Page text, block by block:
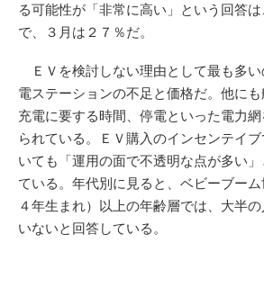
る可能性が「非常に高い」という回答
で、３月は２７％だ。
ＥＶを検討しない理由として最も多
電ステーションの不足と価格だ。他にも
充電に要する時間、停電といった電力
られている。ＥＶ購入のインセンテイ
いても「運用の面で不透明な点が多い
ている。年代別に見ると、ベビーブー
４年生まれ）以上の年齢層では、大半
いないと回答している。